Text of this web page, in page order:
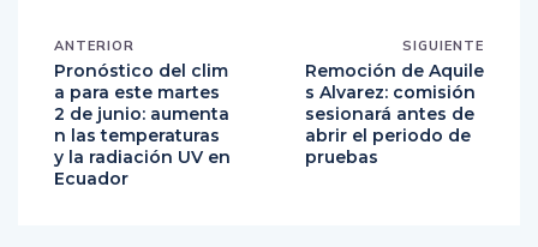
ANTERIOR
Pronóstico del clim
a para este martes
2 de junio: aumenta
n las temperaturas
y la radiación UV en
Ecuador
SIGUIENTE
Remoción de Aquile
s Alvarez: comisión
sesionará antes de
abrir el periodo de
pruebas